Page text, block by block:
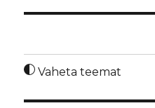
Vaheta teemat